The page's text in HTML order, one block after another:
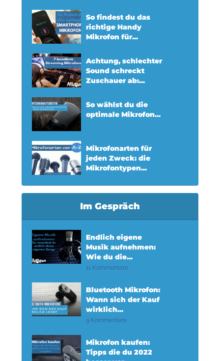
So findest du das
richtige Handy
Mikrofon für...
Achtung, schlechter
Sound schreckt
Zuschauer ab:...
So wählst du die
optimale Mikrofon...
Mikrofonarten für
jeden Zweck: die
Mikrofontypen...
Im Gespräch
Endlich eigene
Musik aufnehmen:
Wie du die...
11 Kommentare
Bluetooth Mikrofon:
Wann sich der Kauf
wirklich...
9 Kommentare
Mikrofon kaufen:
Tipps die du 2022